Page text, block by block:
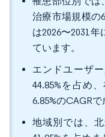
治療市場規模の
は2026〜2031
ています。
エンドユーザ
44.85%を占め
6.85%のCAGR
地域別では、